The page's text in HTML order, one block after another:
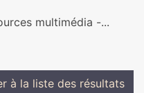
multimédia -...
à la liste des résultats